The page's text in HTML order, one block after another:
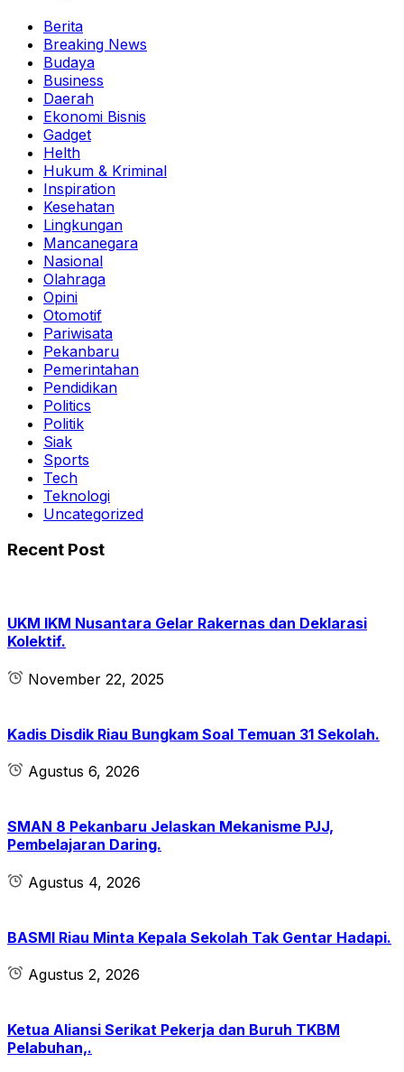
Berita
Breaking News
Budaya
Business
Daerah
Ekonomi Bisnis
Gadget
Helth
Hukum & Kriminal
Inspiration
Kesehatan
Lingkungan
Mancanegara
Nasional
Olahraga
Opini
Otomotif
Pariwisata
Pekanbaru
Pemerintahan
Pendidikan
Politics
Politik
Siak
Sports
Tech
Teknologi
Uncategorized
Recent Post
UKM IKM Nusantara Gelar Rakernas dan Deklarasi
Kolektif.
November 22, 2025
Kadis Disdik Riau Bungkam Soal Temuan 31 Sekolah.
Agustus 6, 2026
SMAN 8 Pekanbaru Jelaskan Mekanisme PJJ,
Pembelajaran Daring.
Agustus 4, 2026
BASMI Riau Minta Kepala Sekolah Tak Gentar Hadapi.
Agustus 2, 2026
Ketua Aliansi Serikat Pekerja dan Buruh TKBM
Pelabuhan,.